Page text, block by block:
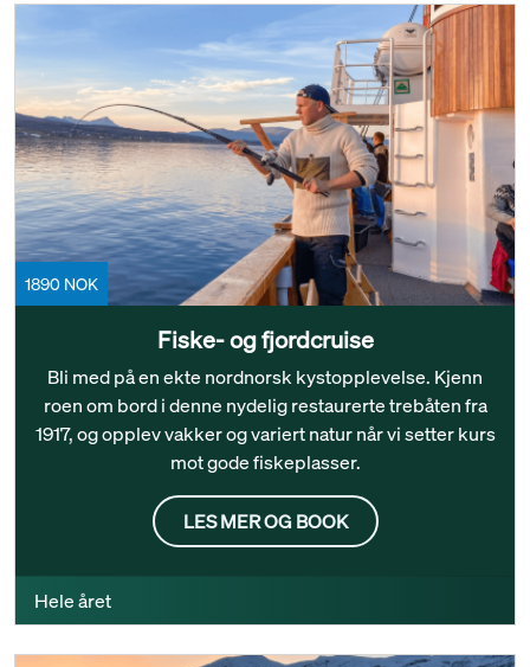
1890 NOK
Fiske- og fjordcruise
Bli med på en ekte nordnorsk kystopplevelse. Kjenn
roen om bord i denne nydelig restaurerte trebåten fra
1917, og opplev vakker og variert natur når vi setter kurs
mot gode fiskeplasser.
LES MER OG BOOK
Hele året